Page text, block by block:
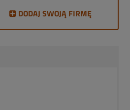
DODAJ SWOJĄ FIRMĘ